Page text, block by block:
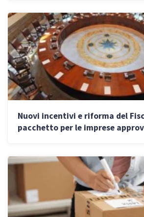
Nuovi incentivi e riforma del
pacchetto per le imprese